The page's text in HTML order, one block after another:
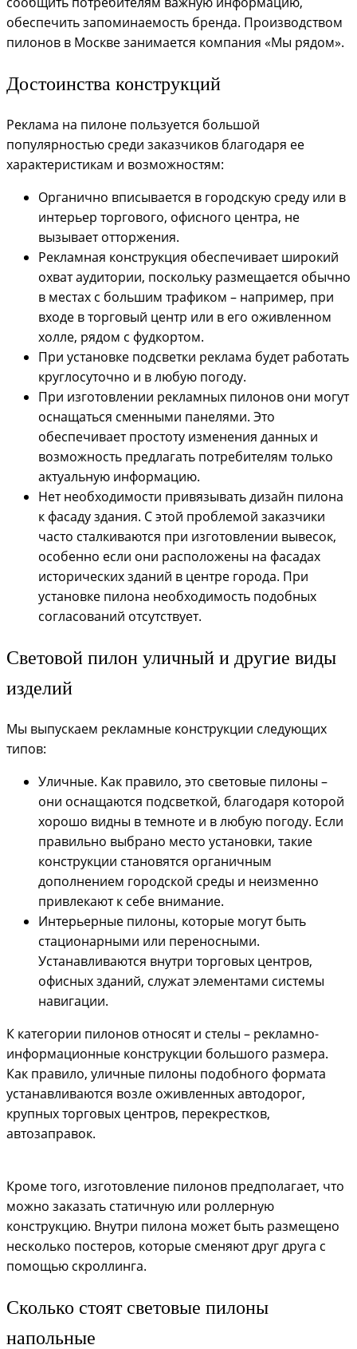
обеспечить запоминаемость бренда. Производством
пилонов в Москве занимается компания «Мы рядом».
Достоинства конструкций
Реклама на пилоне пользуется большой
популярностью среди заказчиков благодаря ее
характеристикам и возможностям:
Органично вписывается в городскую среду или в
интерьер торгового, офисного центра, не
вызывает отторжения.
Рекламная конструкция обеспечивает широкий
охват аудитории, поскольку размещается обычно
в местах с большим трафиком – например, при
входе в торговый центр или в его оживленном
холле, рядом с фудкортом.
При установке подсветки реклама будет работать
круглосуточно и в любую погоду.
При изготовлении рекламных пилонов они могут
оснащаться сменными панелями. Это
обеспечивает простоту изменения данных и
возможность предлагать потребителям только
актуальную информацию.
Нет необходимости привязывать дизайн пилона
к фасаду здания. С этой проблемой заказчики
часто сталкиваются при изготовлении вывесок,
особенно если они расположены на фасадах
исторических зданий в центре города. При
установке пилона необходимость подобных
согласований отсутствует.
Световой пилон уличный и другие виды
изделий
Мы выпускаем рекламные конструкции следующих
типов:
Уличные. Как правило, это световые пилоны –
они оснащаются подсветкой, благодаря которой
хорошо видны в темноте и в любую погоду. Если
правильно выбрано место установки, такие
конструкции становятся органичным
дополнением городской среды и неизменно
привлекают к себе внимание.
Интерьерные пилоны, которые могут быть
стационарными или переносными.
Устанавливаются внутри торговых центров,
офисных зданий, служат элементами системы
навигации.
К категории пилонов относят и стелы – рекламно-
информационные конструкции большого размера.
Как правило, уличные пилоны подобного формата
устанавливаются возле оживленных автодорог,
крупных торговых центров, перекрестков,
автозаправок.
Кроме того, изготовление пилонов предполагает, что
можно заказать статичную или роллерную
конструкцию. Внутри пилона может быть размещено
несколько постеров, которые сменяют друг друга с
помощью скроллинга.
Сколько стоят световые пилоны
напольные